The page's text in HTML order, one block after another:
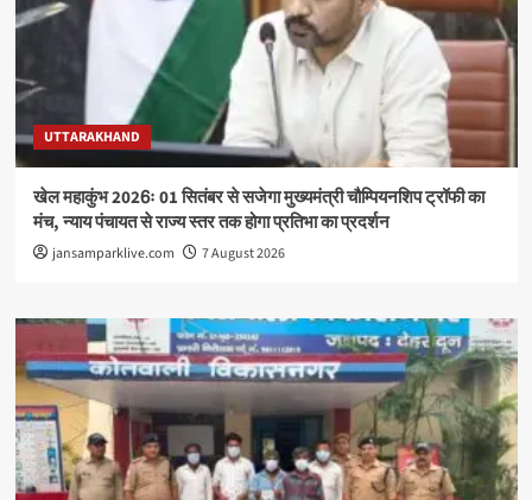
UTTARAKHAND
खेल महाकुंभ 2026ः 01 सितंबर से सजेगा मुख्यमंत्री चौम्पियनशिप ट्रॉफी का
मंच, न्याय पंचायत से राज्य स्तर तक होगा प्रतिभा का प्रदर्शन
jansamparklive.com 7 August 2026